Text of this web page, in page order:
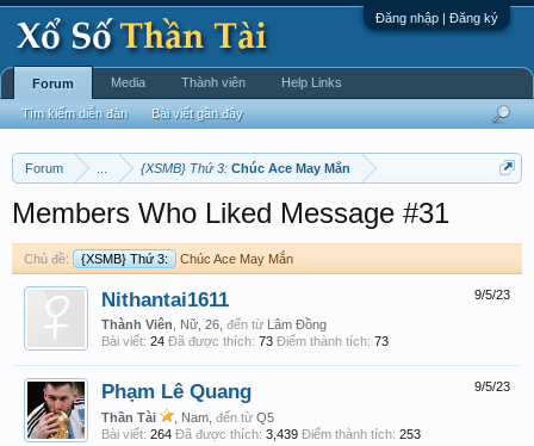
Đăng nhập | Đăng ký
Forum {XSMB} Thứ 3: Chúc Ace May Mắn
Members Who Liked Message #31
Chủ đề: {XSMB} Thứ 3: Chúc Ace May Mắn
9/5/23
Nithantai1611
Thành Viên , Nữ, 26, đến từ Lâm Đồng
Bài viết: 24 Đã được thích: 73 Điểm thành tích: 73
9/5/23
Phạm Lê Quang
Thần Tài , Nam, đến từ Q5
Bài viết: 264 Đã được thích: 3,439 Điểm thành tích: 253
Forum
Tìm kiếm diễn đàn Bài viết gần đây
Media Thành viên Help Links